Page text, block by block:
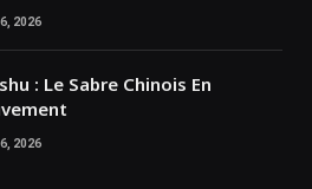
2026
: Le Sabre Chinois En
2026